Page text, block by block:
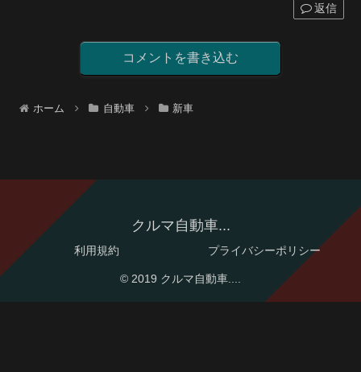
返信
コメントを書き込む
ホーム 自動車 新車
クルマ自動車...
利用規約 プライバシーポリシー
© 2019 クルマ自動車....